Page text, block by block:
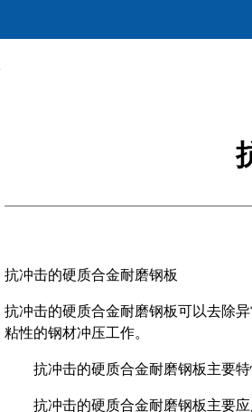
抗冲击的硬质合金耐磨钢板
抗冲击的硬质合金耐磨钢板可以去除
粘性的钢材冲压工作。
抗冲击的硬质合金耐磨钢板主要特
抗冲击的硬质合金耐磨钢板主要应